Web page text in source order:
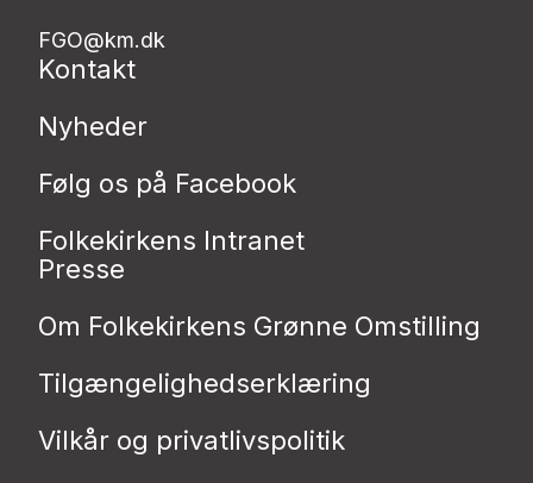
FGO@km.dk
Kontakt
Nyheder
Følg os på Facebook
Folkekirkens Intranet
Presse
Om Folkekirkens Grønne Omstilling
Tilgængelighedserklæring
Vilkår og privatlivspolitik